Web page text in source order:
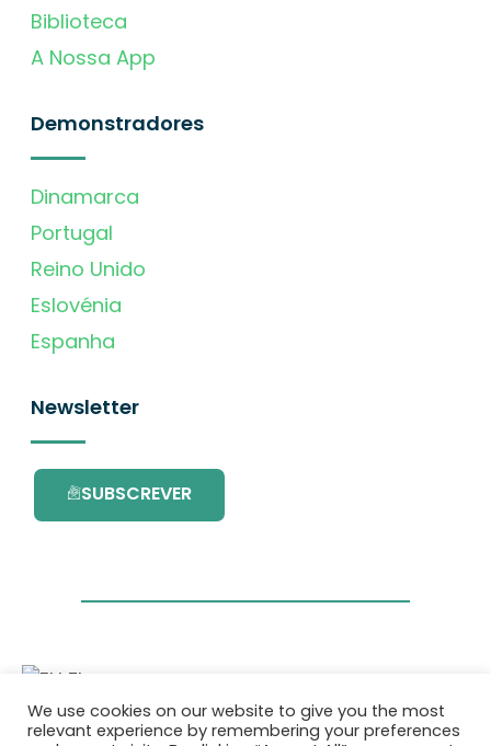
Biblioteca
A Nossa App
Demonstradores
Dinamarca
Portugal
Reino Unido
Eslovénia
Espanha
Newsletter
SUBSCREVER
Este projecto é financiado pelo Programa de
We use cookies on our website to give you the most
relevant experience by remembering your preferences